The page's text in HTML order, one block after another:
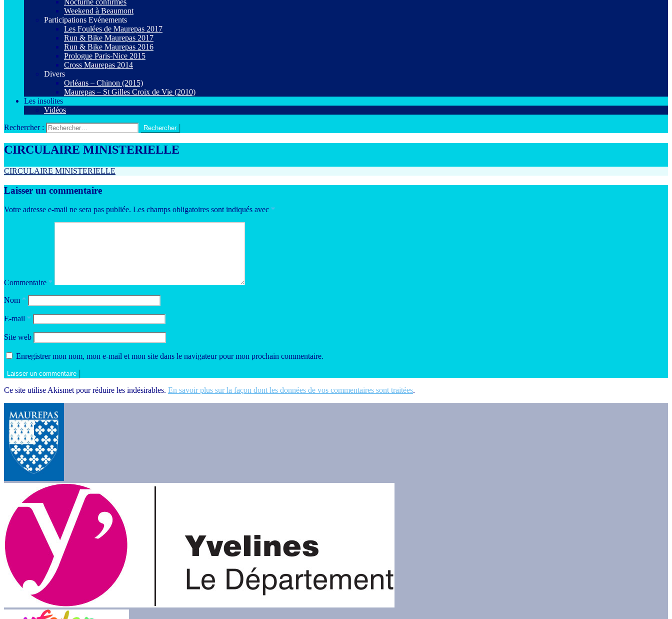
Nocturne confirmés
Weekend à Beaumont
Participations Evénements
Les Foulées de Maurepas 2017
Run & Bike Maurepas 2017
Run & Bike Maurepas 2016
Prologue Paris-Nice 2015
Cross Maurepas 2014
Divers
Orléans – Chinon (2015)
Maurepas – St Gilles Croix de Vie (2010)
Les insolites
Vidéos
Rechercher :
CIRCULAIRE MINISTERIELLE
CIRCULAIRE MINISTERIELLE
Laisser un commentaire
Votre adresse e-mail ne sera pas publiée. Les champs obligatoires sont indiqués avec *
Commentaire *
Nom *
E-mail *
Site web
Enregistrer mon nom, mon e-mail et mon site dans le navigateur pour mon prochain commentaire.
Ce site utilise Akismet pour réduire les indésirables. En savoir plus sur la façon dont les données de vos commentaires sont traitées.